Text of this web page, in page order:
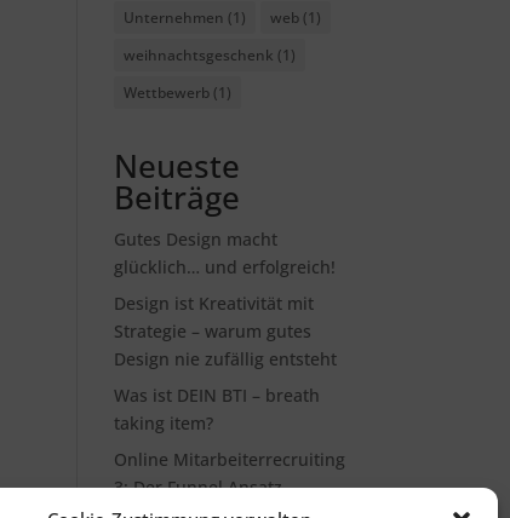
Unternehmen (1) web(1)
weihnachtsgeschenk (1)
Wettbewerb(1)
Neueste
Beiträge
Gutes Design macht
glücklich… und erfolgreich!
Design ist Kreativität mit
Strategie – warum gutes
Design nie zufällig entsteht
Was ist DEIN BTI – breath
taking item?
Online Mitarbeiterrecruiting
3: Der Funnel Ansatz